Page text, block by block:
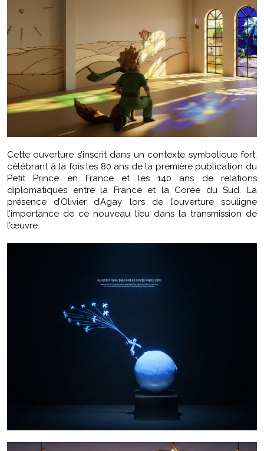
Cette ouverture s’inscrit dans un contexte symbolique fort,
célébrant à la fois les 80 ans de la première publication du
Petit Prince en France et les 140 ans de relations
diplomatiques entre la France et la Corée du Sud. La
présence d’Olivier d’Agay lors de l’ouverture souligne
l’importance de ce nouveau lieu dans la transmission de
l’œuvre.